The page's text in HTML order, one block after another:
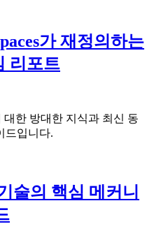
가 재정의하는
리포트
대한 방대한 지식과 최신 동
드입니다.
술의 핵심 메커니